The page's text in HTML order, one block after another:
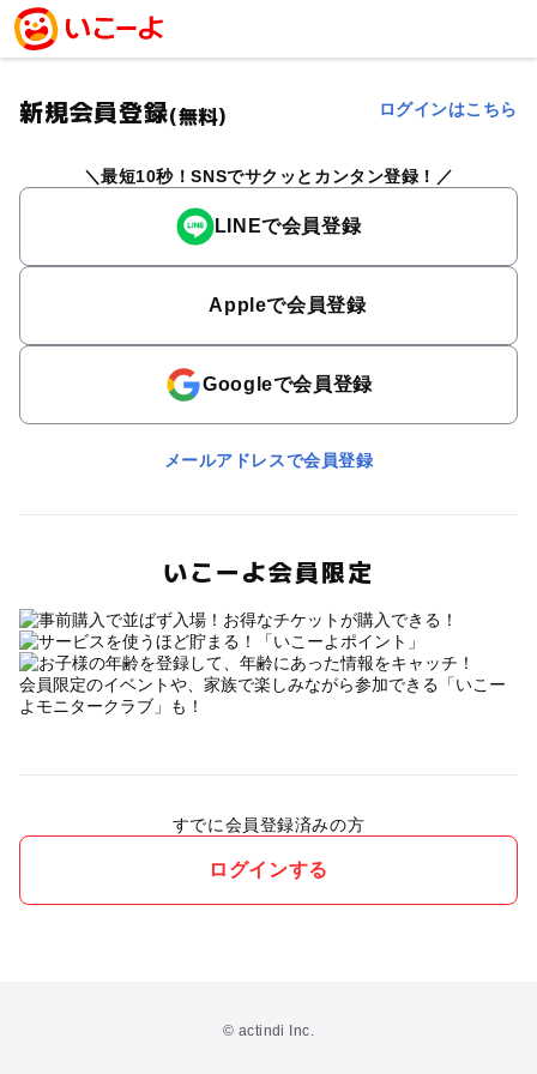
新規会員登録(無料) ログインはこちら
最短10秒！SNSでサクッとカンタン登録！
LINEで会員登録
Appleで会員登録
Googleで会員登録
メールアドレスで会員登録
いこーよ会員限定
会員限定のイベントや、家族で楽しみながら参加できる「いこー
よモニタークラブ」も！
すでに会員登録済みの方
ログインする
© actindi Inc.